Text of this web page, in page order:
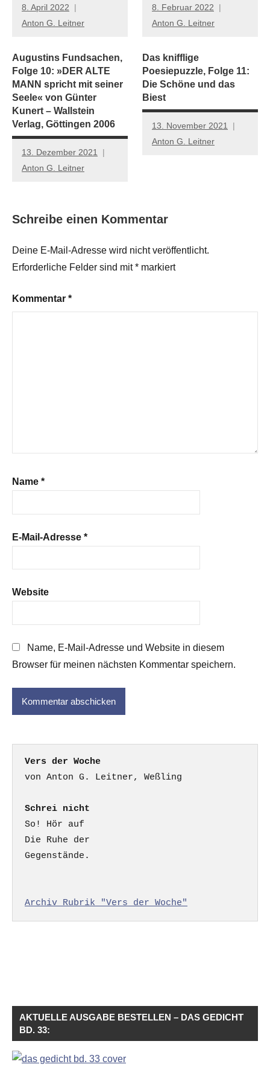
8. April 2022
Anton G. Leitner
8. Februar 2022
Anton G. Leitner
Augustins Fundsachen,
Folge 10: »DER ALTE
MANN spricht mit seiner
Seele« von Günter
Kunert – Wallstein
Verlag, Göttingen 2006
13. Dezember 2021
Anton G. Leitner
Das knifflige
Poesiepuzzle, Folge 11:
Die Schöne und das
Biest
13. November 2021
Anton G. Leitner
Schreibe einen Kommentar
Deine E-Mail-Adresse wird nicht veröffentlicht.
Erforderliche Felder sind mit* markiert
Kommentar *
Name *
E-Mail-Adresse *
Website
Name, E-Mail-Adresse und Website in diesem
Browser für meinen nächsten Kommentar speichern.
Vers der Woche
Schrei nicht
So! Hör auf
Die Ruhe der
Gegenstände.
Archiv Rubrik "Vers der Woche"
AKTUELLE AUSGABE BESTELLEN – DAS GEDICHT
BD. 33: